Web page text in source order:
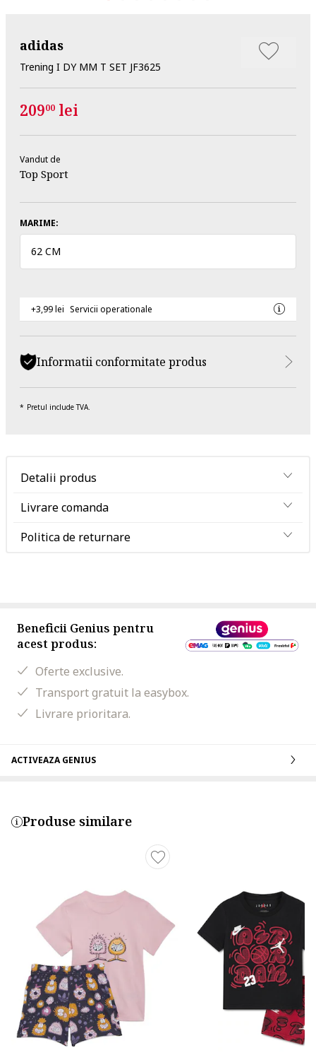
adidas
Trening I DY MM T SET JF3625
20900 lei
Vandut de
Top Sport
MARIME:
62 CM
+3,99 lei Servicii operationale
Informatii conformitate produs
Pretul include TVA.
Detalii produs
Livrare comanda
Politica de returnare
Beneficii Genius pentru
acest produs:
Oferte exclusive.
Transport gratuit la easybox.
Livrare prioritara.
ACTIVEAZA GENIUS
Produse similare